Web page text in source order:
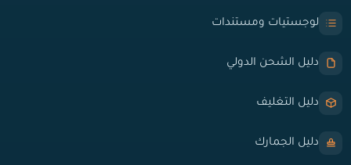
لوجستيات ومستندات
دليل الشحن الدولي
دليل التغليف
دليل الجمارك